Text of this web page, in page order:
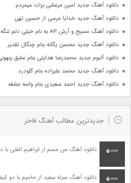
دانلود آهنگ جدید امین مرعشی برات میمردم
دانلود آهنگ جدید خدایا مرسی از حسین تهی
دانلود آهنگ مسیح و آرش AP به نام خیلی دلم تنگه
دانلود آهنگ جدید محسن یگانه بنام چنگال تقدیر
دانلود آلبوم جدید محمدرضا هدایتی بنام عشق
دانلود آهنگ جدید محمد علیزاده بنام گلودرد
دانلود آهنگ جدید احمد سعیدی بنام واسه عشقه
جدیدترین مطالب آهنگ فاخر
دانلود آهنگ من مسم از ابراهیم الفتی با
دانلود آهنگ سیاه سفید از حامیم با دو